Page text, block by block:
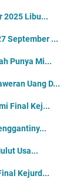
2025 Libu...
September ...
Punya Mi...
Uang D...
Final Kej...
Usa...
Kejurd...